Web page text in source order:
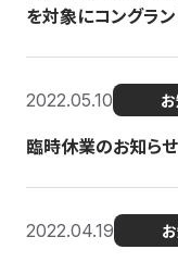
を対象にコングラ
2022.05.10
臨時休業のお知らせ
2022.04.19